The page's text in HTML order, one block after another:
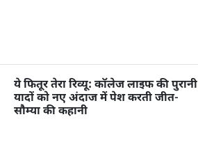
ये फितूर तेरा रिव्यू: कॉलेज लाइफ की पुरानी
यादों को नए अंदाज में पेश करती जीत-
सौम्या की कहानी